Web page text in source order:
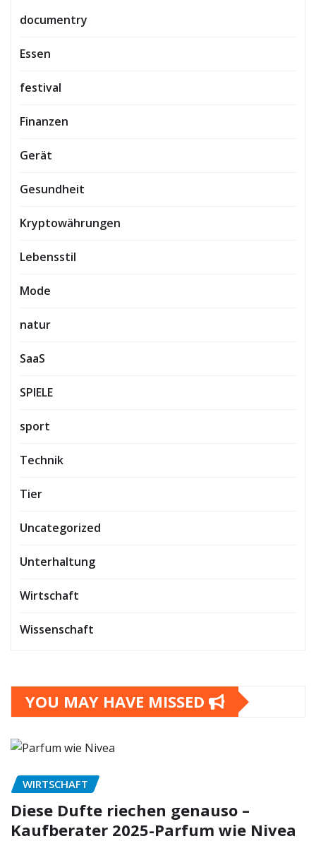
documentry
Essen
festival
Finanzen
Gerät
Gesundheit
Kryptowährungen
Lebensstil
Mode
natur
SaaS
SPIELE
sport
Technik
Tier
Uncategorized
Unterhaltung
Wirtschaft
Wissenschaft
YOU MAY HAVE MISSED
WIRTSCHAFT
Diese Dufte riechen genauso –
Kaufberater 2025-Parfum wie Nivea